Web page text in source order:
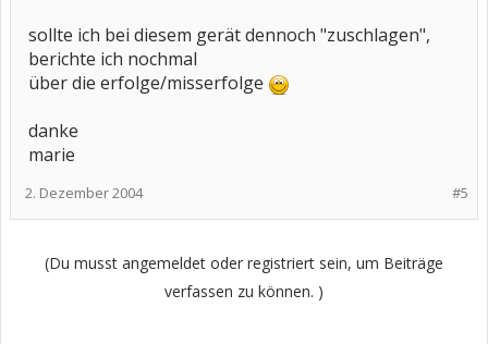
sollte ich bei diesem gerät dennoch "zuschlagen",
berichte ich nochmal
über die erfolge/misserfolge
danke
marie
#5
2. Dezember 2004
(Du musst angemeldet oder registriert sein, um Beiträge
verfassen zu können. )